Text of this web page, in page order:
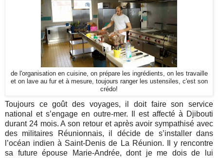
de l'organisation en cuisine, on prépare les ingrédients, on les travaille
et on lave au fur et à mesure, toujours ranger les ustensiles, c'est son
crédo!
Toujours ce goût des voyages, il doit faire son service
national et s’engage en outre-mer. Il est affecté à Djibouti
durant 24 mois. A son retour et après avoir sympathisé avec
des militaires Réunionnais, il décide de s’installer dans
l’océan indien à Saint-Denis de La Réunion. Il y rencontre
sa future épouse Marie-Andrée, dont je me dois de lui